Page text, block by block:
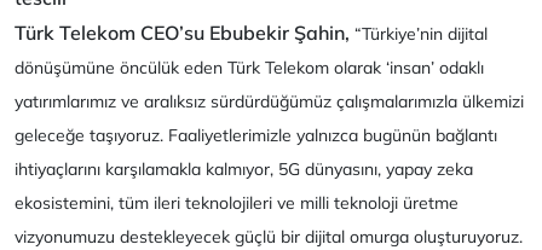
Türk Telekom CEO’su Ebubekir Şahin, “Türkiye’nin dijital
dönüşümüne öncülük eden Türk Telekom olarak ‘insan’ odaklı
yatırımlarımız ve aralıksız sürdürdüğümüz çalışmalarımızla ülkemizi
geleceğe taşıyoruz. Faaliyetlerimizle yalnızca bugünün bağlantı
ihtiyaçlarını karşılamakla kalmıyor, 5G dünyasını, yapay zeka
ekosistemini, tüm ileri teknolojileri ve milli teknoloji üretme
vizyonumuzu destekleyecek güçlü bir dijital omurga oluşturuyoruz.